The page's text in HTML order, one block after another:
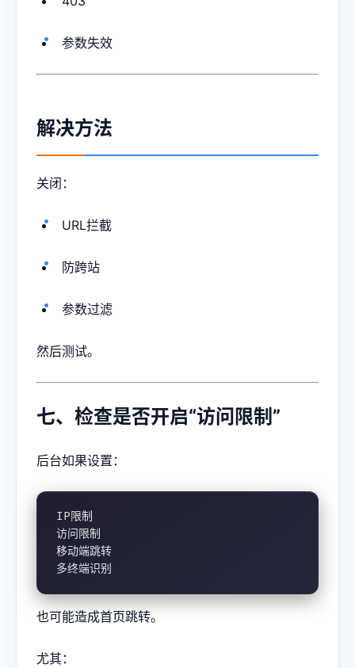
参数失效
解决方法
关闭：
URL拦截
防跨站
参数过滤
然后测试。
七、检查是否开启“访问限制”
后台如果设置：
IP限制
访问限制
移动端跳转
多终端识别
也可能造成首页跳转。
尤其：